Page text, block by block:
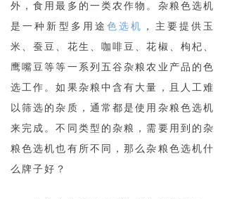
外，食用最多的一类农作物。杂粮色选机
是一种新型多用途 色选机 ，主要提供玉
米、蚕豆、花生、咖啡豆、花椒、枸杞、
鹰嘴豆等等一系列五谷杂粮农业产品的色
选工作。如果杂粮中含有大量，且人工难
以筛选的杂质，通常都是使用杂粮色选机
来完成。不同类型的杂粮，需要用到的杂
粮色选机也有所不同，那么杂粮色选机什
么牌子好？